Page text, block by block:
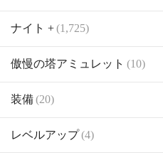
ナイト +(1,725)
傲慢の塔アミュレット (10)
装備(20)
レベルアップ(4)